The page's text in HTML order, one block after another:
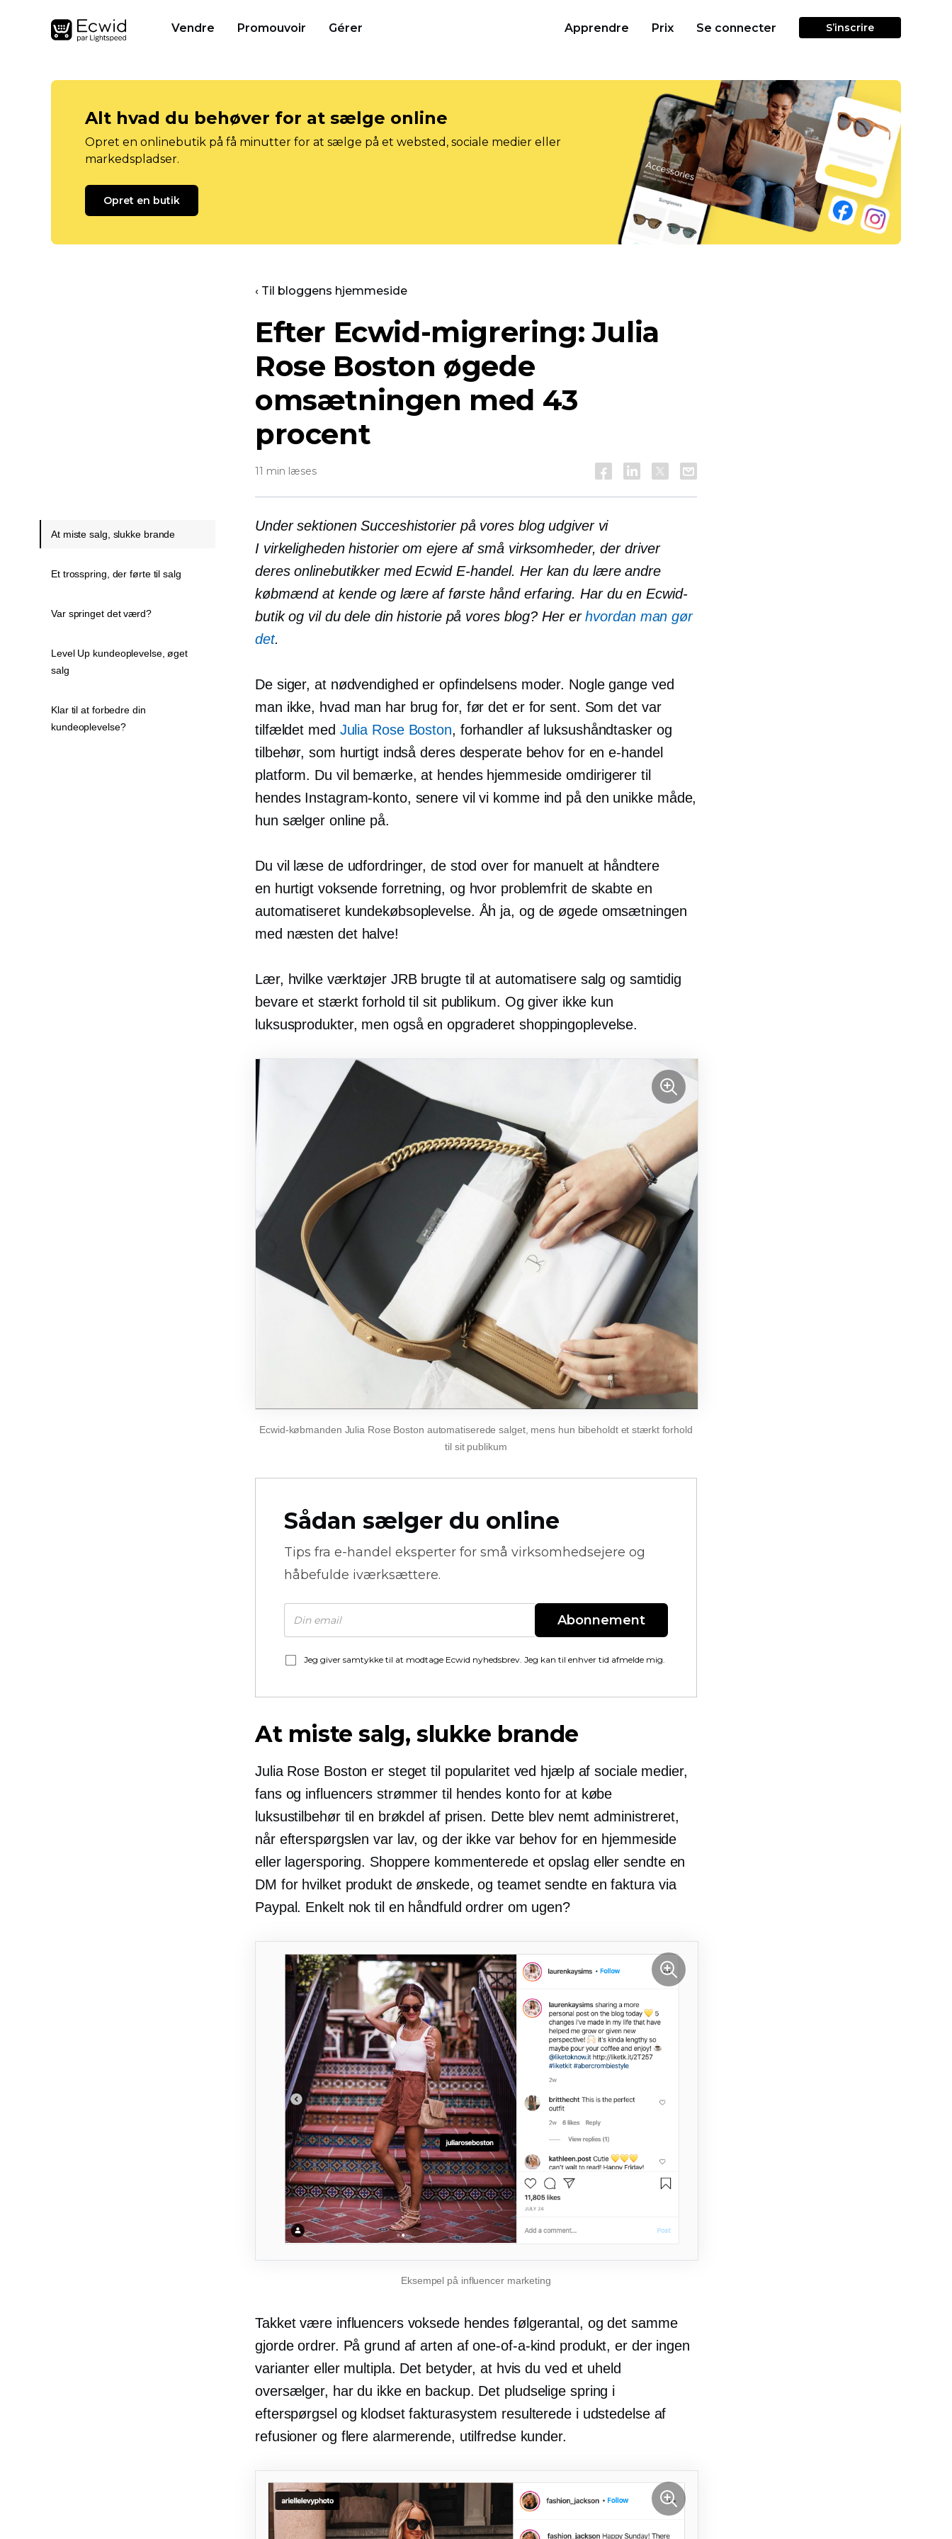
Vendre Promouvoir Gérer Apprendre Prix Se connecter S’inscrire
Alt hvad du behøver for at sælge online
Opret en onlinebutik på få minutter for at sælge på et websted, sociale medier eller
markedspladser.
Opret en butik
‹ Til bloggens hjemmeside
Efter Ecwid-migrering: Julia
Rose Boston øgede
omsætningen med 43
procent
11 min læses
Under sektionen Succeshistorier på vores blog udgiver vi
I virkelighedenhistorier om ejere af små virksomheder, der driver
deres onlinebutikker med Ecwid E-handel. Her kan du lære andre
købmænd at kende og lære af første hånderfaring. Har du en Ecwid-
butik og vil du dele din historie på vores blog? Her erhvordan man gør
det.
De siger, at nødvendighed er opfindelsens moder. Nogle gange ved
man ikke, hvad man har brug for, før det er for sent. Som det var
tilfældet med Julia Rose Boston, forhandler af luksushåndtasker og
tilbehør, som hurtigt indså deres desperate behov for ene-handel
platform. Du vil bemærke, at hendes hjemmeside omdirigerer til
hendes Instagram-konto, senere vil vi komme ind på den unikke måde,
hun sælger online på.
Du vil læse de udfordringer, de stod over for manuelt at håndtere
en hurtigt voksende forretning, og hvor problemfrit de skabte en
automatiseret kundekøbsoplevelse. Åh ja, og de øgede omsætningen
med næsten det halve!
Lær, hvilke værktøjer JRB brugte til at automatisere salg og samtidig
bevare et stærkt forhold til sit publikum. Og giver ikke kun
luksusprodukter, men også en opgraderet shoppingoplevelse.
Ecwid-købmanden Julia Rose Boston automatiserede salget, mens hun bibeholdt et stærkt forhold
til sit publikum
Sådan sælger du online
Tips fra e-handel eksperter for små virksomhedsejere og
håbefulde iværksættere.
Abonnement
Jeg giver samtykke til at modtage Ecwid nyhedsbrev. Jeg kan til enhver tid afmelde mig.
At miste salg, slukke brande
Julia Rose Boston er steget til popularitet ved hjælp af sociale medier,
fans og influencers strømmer til hendes konto for at købe
luksustilbehør til en brøkdel af prisen. Dette blev nemt administreret,
når efterspørgslen var lav, og der ikke var behov for en hjemmeside
eller lagersporing. Shoppere kommenterede et opslag eller sendte en
DM for hvilket produkt de ønskede, og teamet sendte en faktura via
Paypal. Enkelt nok til en håndfuld ordrer om ugen?
Eksempel på influencer marketing
Takket være influencers voksede hendes følgerantal, og det samme
gjorde ordrer. På grund af arten afone-of-a-kind produkt, er der ingen
varianter eller multipla. Det betyder, at hvis du ved et uheld
oversælger, har du ikke en backup. Det pludselige spring i
efterspørgsel og klodset fakturasystem resulterede i udstedelse af
refusioner og flere alarmerende, utilfredse kunder.
At miste salg, slukke brande
Et trosspring, der førte til salg
Var springet det værd?
Level Up kundeoplevelse, øget
salg
Klar til at forbedre din
kundeoplevelse?